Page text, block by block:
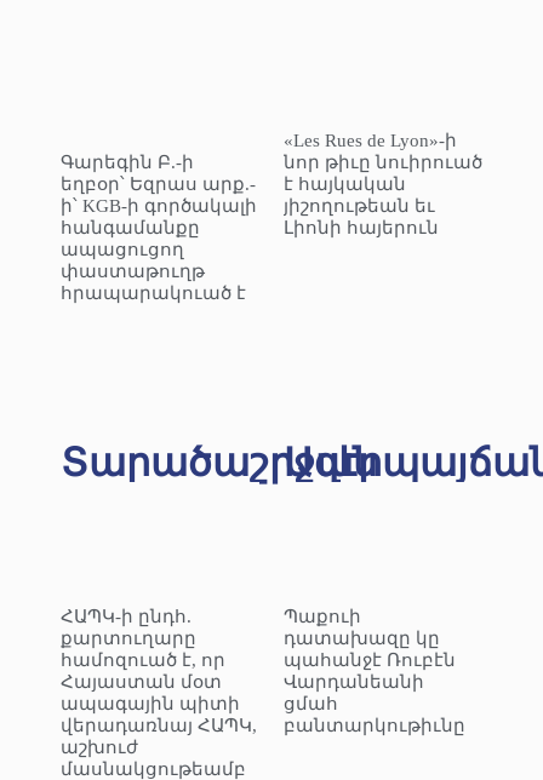
Գարեգին Բ.-ի
եղբօր՝ Եզրաս արք.-
ի՝ KGB-ի գործակալի
հանգամանքը
ապացուցող
փաստաթուղթ
հրապարակուած է
«Les Rues de Lyon»-ի
նոր թիւը նուիրուած
է հայկական
յիշողութեան եւ
Լիոնի հայերուն
Տարածաշրջան
ՀԱՊԿ-ի ընդհ.
քարտուղարը
համոզուած է, որ
Հայաստան մօտ
ապագային պիտի
վերադառնայ ՀԱՊԿ,
աշխուժ
մասնակցութեամբ
Պաքուի
դատախազը կը
պահանջէ Ռուբէն
Վարդանեանի
ցմահ
բանտարկութիւնը